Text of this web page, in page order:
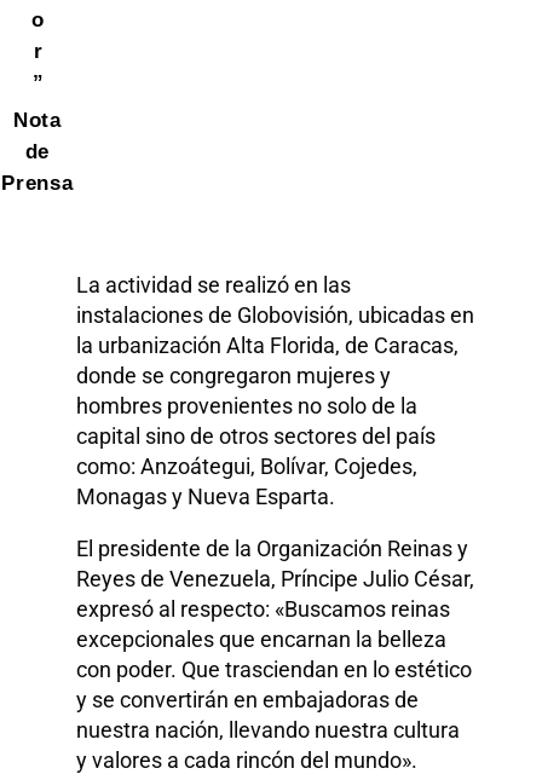
o
r
”
Nota
de
Prensa
La actividad se realizó en las
instalaciones de Globovisión, ubicadas en
la urbanización Alta Florida, de Caracas,
donde se congregaron mujeres y
hombres provenientes no solo de la
capital sino de otros sectores del país
como: Anzoátegui, Bolívar, Cojedes,
Monagas y Nueva Esparta.
El presidente de la Organización Reinas y
Reyes de Venezuela, Príncipe Julio César,
expresó al respecto: «Buscamos reinas
excepcionales que encarnan la belleza
con poder. Que trasciendan en lo estético
y se convertirán en embajadoras de
nuestra nación, llevando nuestra cultura
y valores a cada rincón del mundo».